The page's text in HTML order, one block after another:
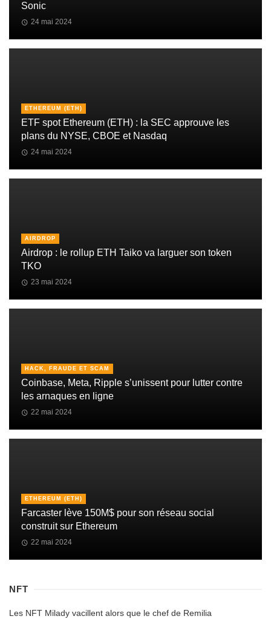
Sonic
24 mai 2024
ETHEREUM (ETH)
ETF spot Ethereum (ETH) : la SEC approuve les
plans du NYSE, CBOE et Nasdaq
24 mai 2024
AIRDROP
Airdrop : le rollup ETH Taiko va larguer son token
TKO
23 mai 2024
HACK, FRAUDE ET SCAM
Coinbase, Meta, Ripple s’unissent pour lutter contre
les arnaques en ligne
22 mai 2024
ETHEREUM (ETH)
Farcaster lève 150M$ pour son réseau social
construit sur Ethereum
22 mai 2024
NFT
Les NFT Milady vacillent alors que le chef de Remilia